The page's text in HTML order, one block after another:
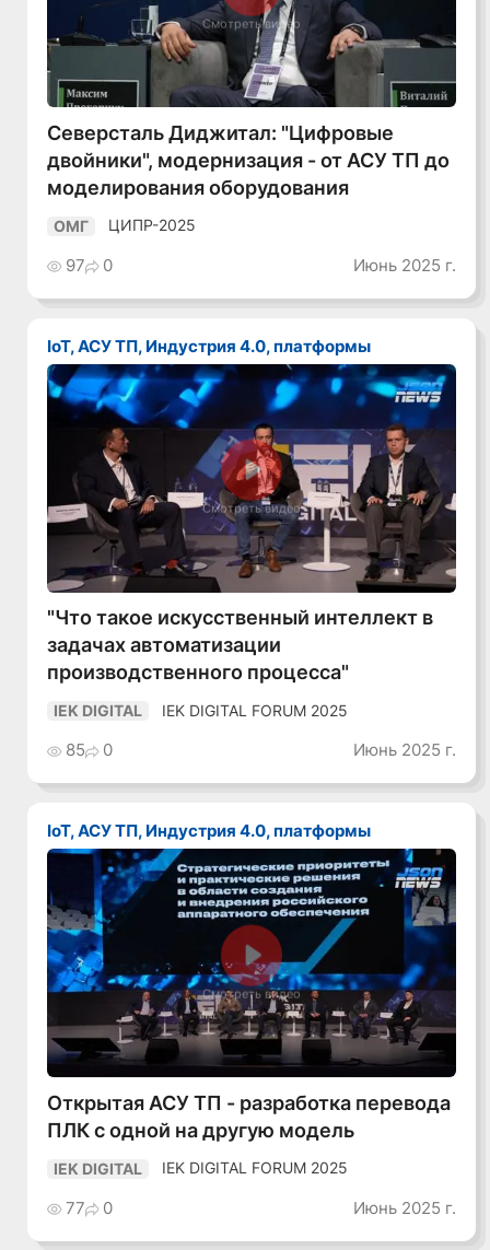
Смотреть видео
Северсталь Диджитал: "Цифровые
двойники", модернизация - от АСУ ТП до
моделирования оборудования
ОМГ ЦИПР-2025
97 0 Июнь 2025 г.
IoT, АСУ ТП, Индустрия 4.0, платформы
Смотреть видео
"Что такое искусственный интеллект в
задачах автоматизации
производственного процесса"
IEK DIGITAL IEK DIGITAL FORUM 2025
85 0 Июнь 2025 г.
IoT, АСУ ТП, Индустрия 4.0, платформы
Смотреть видео
Открытая АСУ ТП - разработка перевода
ПЛК с одной на другую модель
IEK DIGITAL IEK DIGITAL FORUM 2025
77 0 Июнь 2025 г.